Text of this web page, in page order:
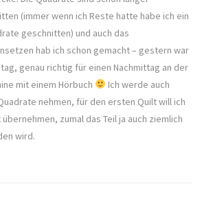
(immer wenn ich Reste hatte habe ich ein
geschnitten) und auch das
hab ich schon gemacht – gestern war
genau richtig für einen Nachmittag an der
mit einem Hörbuch
Ich werde auch
nehmen, für den ersten Quilt will ich
übernehmen, zumal das Teil ja auch ziemlich
wird.